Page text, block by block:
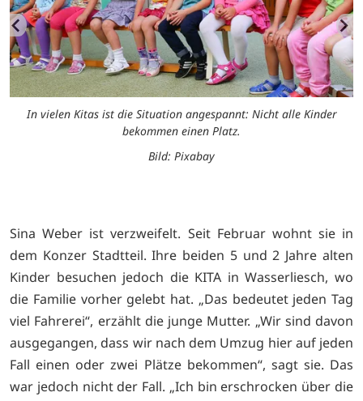
In vielen Kitas ist die Situation angespannt: Nicht alle Kinder
bekommen einen Platz.
Bild: Pixabay
Sina Weber ist verzweifelt. Seit Februar wohnt sie in
dem Konzer Stadtteil. Ihre beiden 5 und 2 Jahre alten
Kinder besuchen jedoch die KITA in Wasserliesch, wo
die Familie vorher gelebt hat. „Das bedeutet jeden Tag
viel Fahrerei“, erzählt die junge Mutter. „Wir sind davon
ausgegangen, dass wir nach dem Umzug hier auf jeden
Fall einen oder zwei Plätze bekommen“, sagt sie. Das
war jedoch nicht der Fall. „Ich bin erschrocken über die